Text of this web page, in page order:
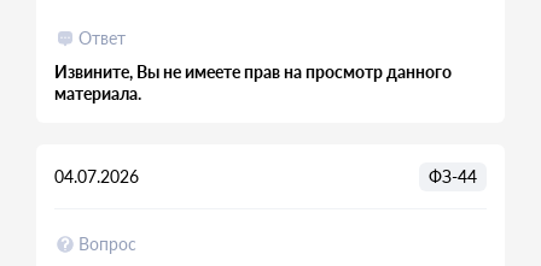
Ответ
Извините, Вы не имеете прав на просмотр данного
материала.
Вопрос
04.07.2026 ФЗ-44